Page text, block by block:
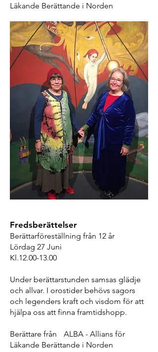
Läkande Berättande i Norden
Fredsberättelser
Berättarföreställning från 12 år
Lördag 27 Juni
Kl.12.00-13.00
Under berättarstunden samsas glädje
och allvar. I orostider behövs sagors
och legenders kraft och visdom för att
hjälpa oss att finna framtidshopp.
Berättare från ALBA - Allians för
Läkande Berättande i Norden